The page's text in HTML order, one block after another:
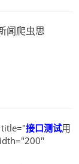
闻爬虫思
title="接口测试用